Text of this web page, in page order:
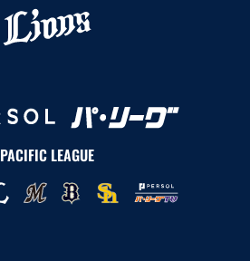
PACIFIC LEAGUE